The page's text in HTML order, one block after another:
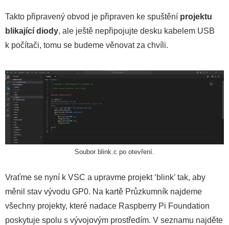
Takto připravený obvod je připraven ke spuštění projektu
blikající diody, ale ještě nepřipojujte desku kabelem USB
k počítači, tomu se budeme věnovat za chvíli.
Soubor blink.c po otevření.
Vraťme se nyní k VSC a upravme projekt ‘blink’ tak, aby
měnil stav vývodu GP0. Na kartě Průzkumník najdeme
všechny projekty, které nadace Raspberry Pi Foundation
poskytuje spolu s vývojovým prostředím. V seznamu najděte